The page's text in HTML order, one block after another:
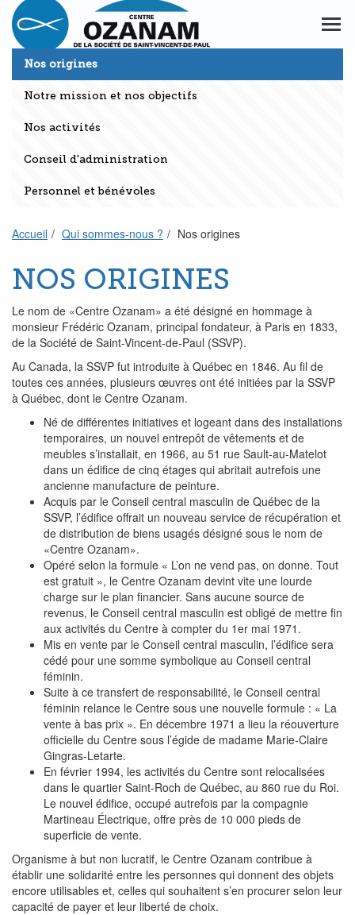
Aller
menu
principal
Aller
contenu
principal
Nos origines
Notre mission et nos objectifs
Nos activités
Conseil d'administration
Personnel et bénévoles
Accueil Qui sommes-nous ? Nos origines
NOS ORIGINES
Le nom de «Centre Ozanam» a été désigné en hommage à
monsieur Frédéric Ozanam, principal fondateur, à Paris en 1833,
de la Société de Saint-Vincent-de-Paul (SSVP).
Au Canada, la SSVP fut introduite à Québec en 1846. Au fil de
toutes ces années, plusieurs œuvres ont été initiées par la SSVP
à Québec, dont le Centre Ozanam.
Né de différentes initiatives et logeant dans des installations
temporaires, un nouvel entrepôt de vêtements et de
meubles s’installait, en 1966, au 51 rue Sault-au-Matelot
dans un édifice de cinq étages qui abritait autrefois une
ancienne manufacture de peinture.
Acquis par le Conseil central masculin de Québec de la
SSVP, l’édifice offrait un nouveau service de récupération et
de distribution de biens usagés désigné sous le nom de
«Centre Ozanam».
Opéré selon la formule « L’on ne vend pas, on donne. Tout
est gratuit », le Centre Ozanam devint vite une lourde
charge sur le plan financier. Sans aucune source de
revenus, le Conseil central masculin est obligé de mettre fin
aux activités du Centre à compter du 1er mai 1971.
Mis en vente par le Conseil central masculin, l’édifice sera
cédé pour une somme symbolique au Conseil central
féminin.
Suite à ce transfert de responsabilité, le Conseil central
féminin relance le Centre sous une nouvelle formule : « La
vente à bas prix ». En décembre 1971 a lieu la réouverture
officielle du Centre sous l’égide de madame Marie-Claire
Gingras-Letarte.
En février 1994, les activités du Centre sont relocalisées
dans le quartier Saint-Roch de Québec, au 860 rue du Roi.
Le nouvel édifice, occupé autrefois par la compagnie
Martineau Électrique, offre près de 10 000 pieds de
superficie de vente.
Organisme à but non lucratif, le Centre Ozanam contribue à
établir une solidarité entre les personnes qui donnent des objets
encore utilisables et, celles qui souhaitent s’en procurer selon leur
capacité de payer et leur liberté de choix.